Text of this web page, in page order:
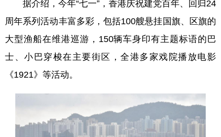
据介绍，今年“七一”，香港庆祝建党百年、回归24
周年系列活动丰富多彩，包括100艘悬挂国旗、区旗的
大型渔船在维港巡游，150辆车身印有主题标语的巴
士、小巴穿梭在主要街区，全港多家戏院播放电影
《1921》等活动。